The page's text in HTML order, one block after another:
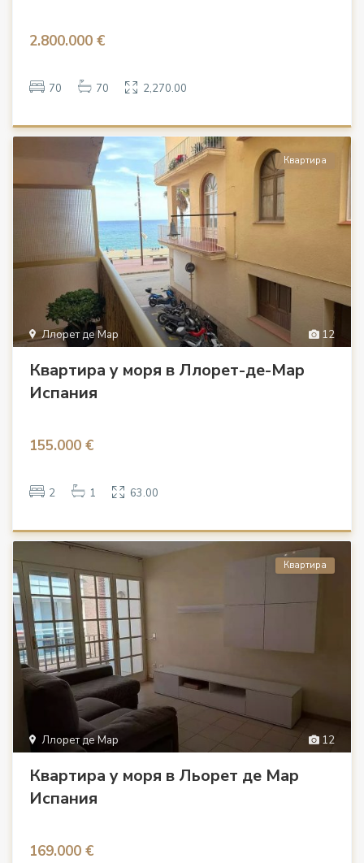
2.800.000 €
70 70 2,270.00
12
Ллорет де Мар
Квартира
Квартира у моря в Ллорет-де-Мар
Испания
155.000 €
2 1 63.00
12
Ллорет де Мар
Квартира
Квартира у моря в Льорет де Мар
Испания
169.000 €